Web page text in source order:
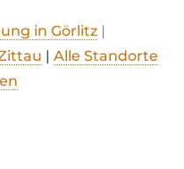
in Görlitz|
| Alle Standorte